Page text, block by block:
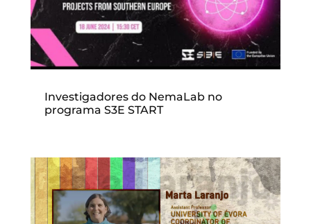
Investigadores do NemaLab no
programa S3E START